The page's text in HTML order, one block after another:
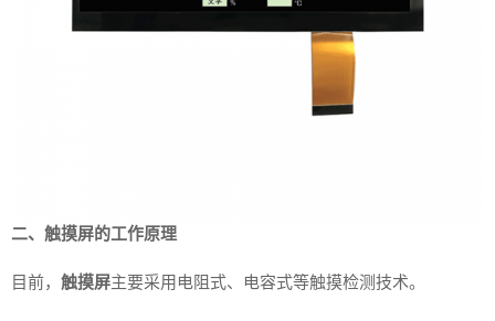
二、触摸屏的工作原理
目前， 触摸屏主要采用电阻式、电容式等触摸检测技术。